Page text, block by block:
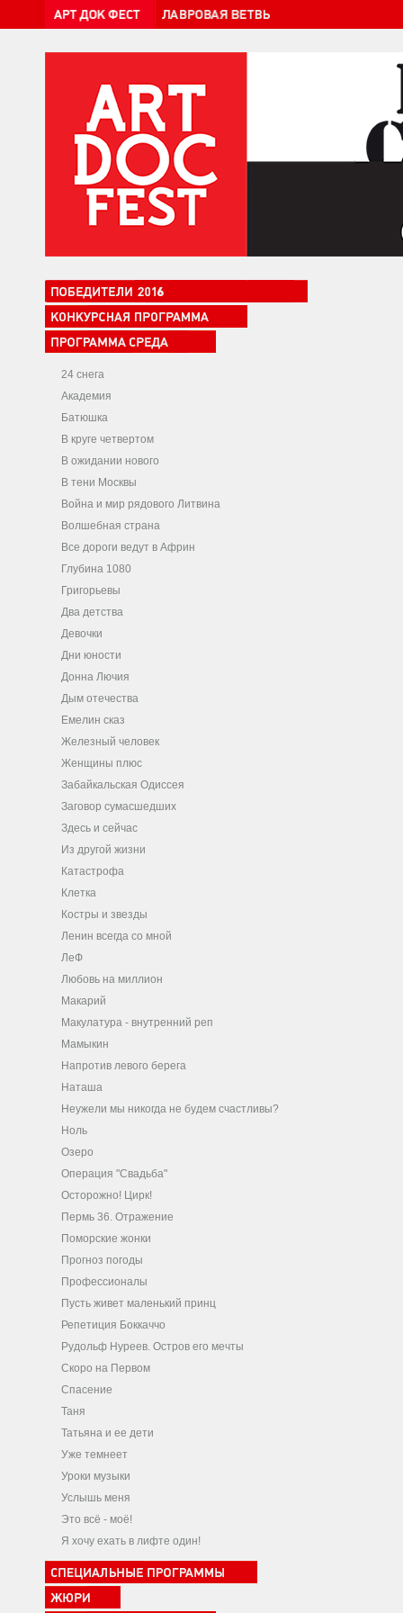
24 снега
Академия
Батюшка
В круге четвертом
В ожидании нового
В тени Москвы
Война и мир рядового Литвина
Волшебная страна
Все дороги ведут в Африн
Глубина 1080
Григорьевы
Два детства
Девочки
Дни юности
Донна Лючия
Дым отечества
Емелин сказ
Железный человек
Женщины плюс
Забайкальская Одиссея
Заговор сумасшедших
Здесь и сейчас
Из другой жизни
Катастрофа
Клетка
Костры и звезды
Ленин всегда со мной
ЛеФ
Любовь на миллион
Макарий
Макулатура - внутренний реп
Мамыкин
Напротив левого берега
Наташа
Неужели мы никогда не будем счастливы?
Ноль
Озеро
Операция "Свадьба"
Осторожно! Цирк!
Пермь 36. Отражение
Поморские жонки
Прогноз погоды
Профессионалы
Пусть живет маленький принц
Репетиция Боккаччо
Рудольф Нуреев. Остров его мечты
Скоро на Первом
Спасение
Таня
Татьяна и ее дети
Уже темнеет
Уроки музыки
Услышь меня
Это всё - моё!
Я хочу ехать в лифте один!